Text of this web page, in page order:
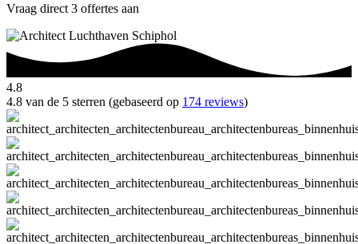
Vraag direct 3 offertes aan
4.8
4.8 van de 5 sterren (gebaseerd op 174 reviews)